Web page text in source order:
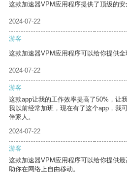
这款加速器VPM应用程序提供了顶级的安
2024-07-22
游客
这款加速器VPM应用程序可以给你提供全
2024-07-22
游客
这款app让我的工作效率提高了50%，让
我以前经常加班，现在有了这个app，我
伴家人。
2024-07-22
游客
这款加速器VPM应用程序可以给你提供
助你在网络上自由移动。